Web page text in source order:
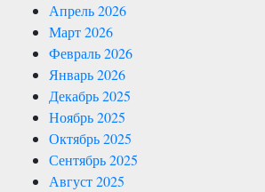
Апрель 2026
Март 2026
Февраль 2026
Январь 2026
Декабрь 2025
Ноябрь 2025
Октябрь 2025
Сентябрь 2025
Август 2025